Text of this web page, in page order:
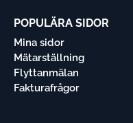
POPULÄRA SIDOR
Mina sidor
Mätarställning
Flyttanmälan
Fakturafrågor